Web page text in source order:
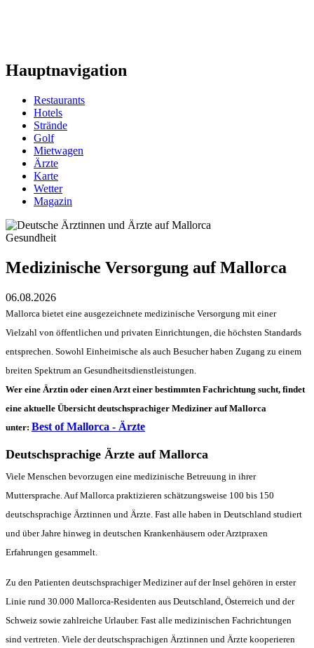
Hauptnavigation
Restaurants
Hotels
Strände
Golf
Mietwagen
Ärzte
Karte
Wetter
Magazin
Gesundheit
Medizinische Versorgung auf Mallorca
06.08.2026
Mallorca bietet eine ausgezeichnete medizinische Versorgung mit einer
Vielzahl von öffentlichen und privaten Einrichtungen, die höchsten Standards
entsprechen. Sowohl Einheimische als auch Besucher haben Zugang zu einem
breiten Spektrum an Gesundheitsdienstleistungen.
Wer eine Ärztin oder einen Arzt einer bestimmten Fachrichtung sucht, findet
eine aktuelle Übersicht deutschsprachiger Mediziner auf Mallorca
unter: Best of Mallorca - Ärzte
Deutschsprachige Ärzte auf Mallorca
Viele Menschen bevorzugen eine medizinische Betreuung in ihrer
Muttersprache. Auf Mallorca praktizieren schätzungsweise 100 bis 150
deutschsprachige Ärztinnen und Ärzte. Fast alle haben in Deutschland studiert
und über Jahre hinweg in deutschen Krankenhäusern oder Arztpraxen
Erfahrungen gesammelt.
Zu den Patienten deutschsprachiger Mediziner auf der Insel gehören in erster
Linie rund 30.000 Mallorca-Residenten aus Deutschland, Österreich und der
Schweiz sowie zahlreiche Urlauber. Fast alle medizinischen Fachrichtungen
sind vertreten. Viele der deutschsprachigen Ärztinnen und Ärzte kooperieren